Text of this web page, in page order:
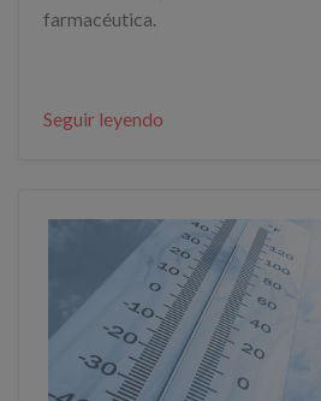
farmacéutica.
Seguir leyendo